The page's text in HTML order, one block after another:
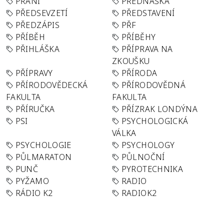
PŘEDSEVZETÍ
PŘEDSTAVENÍ
PŘEDZÁPIS
PŘF
PŘÍBĚH
PŘÍBĚHY
PŘIHLÁŠKA
PŘÍPRAVA NA
ZKOUŠKU
PŘÍPRAVY
PŘÍRODA
PŘÍRODOVĚDECKÁ
FAKULTA
PŘÍRODOVĚDNÁ
FAKULTA
PŘÍRUČKA
PŘÍZRAK LONDÝNA
PSI
PSYCHOLOGICKÁ
VÁLKA
PSYCHOLOGIE
PSYCHOLOGY
PŮLMARATON
PŮLNOČNÍ
PUNČ
PYROTECHNIKA
PYŽAMO
RADIO
RÁDIO K2
RADIOK2